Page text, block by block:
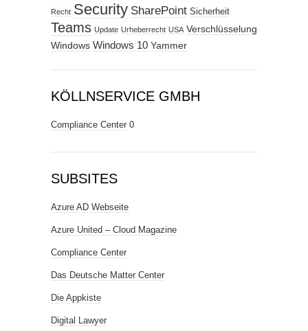
Recht Security SharePoint Sicherheit
Teams Update Urheberrecht USA Verschlüsselung
Windows Windows 10 Yammer
KÖLLNSERVICE GMBH
Compliance Center 0
SUBSITES
Azure AD Webseite
Azure United – Cloud Magazine
Compliance Center
Das Deutsche Matter Center
Die Appkiste
Digital Lawyer